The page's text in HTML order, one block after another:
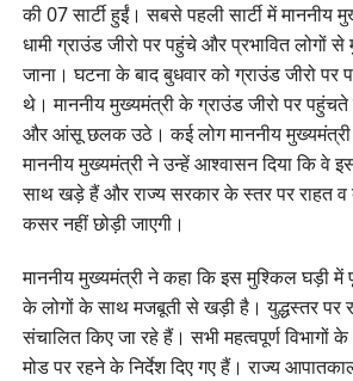
की 07 सार्टी हुईं। सबसे पहली सार्टी में माननीय
धामी ग्राउंड जीरो पर पहुंचे और प्रभावित लोगों
जाना। घटना के बाद बुधवार को ग्राउंड जीरो पर
थे। माननीय मुख्यमंत्री के ग्राउंड जीरो पर पहुंचते
और आंसू छलक उठे। कई लोग माननीय मुख्यमंत्री
माननीय मुख्यमंत्री ने उन्हें आश्वासन दिया कि
साथ खड़े हैं और राज्य सरकार के स्तर पर राहत व
कसर नहीं छोड़ी जाएगी।
माननीय मुख्यमंत्री ने कहा कि इस मुश्किल घड़ी में
के लोगों के साथ मजबूती से खड़ी है। युद्धस्तर पर
संचालित किए जा रहे हैं। सभी महत्वपूर्ण विभागों
मोड पर रहने के निर्देश दिए गए हैं। राज्य